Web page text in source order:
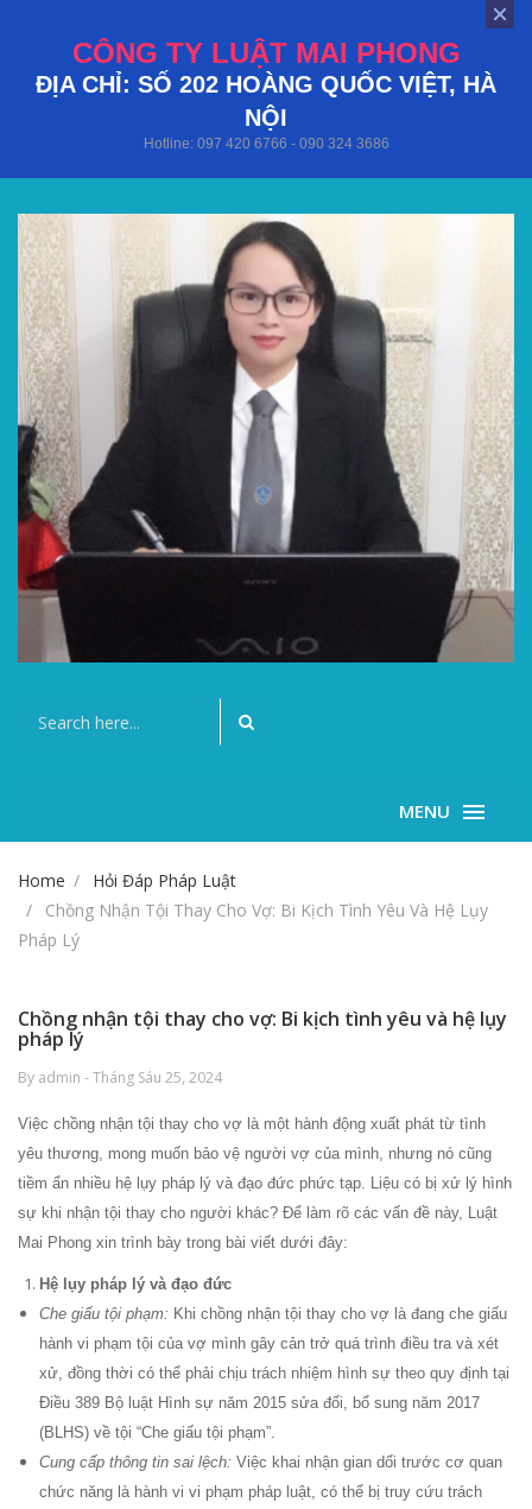
CÔNG TY LUẬT MAI PHONG
ĐỊA CHỈ: SỐ 202 HOÀNG QUỐC VIỆT, HÀ
NỘI
Hotline: 097 420 6766 - 090 324 3686
MENU
Home
Hỏi Đáp Pháp Luật
Chồng Nhận Tội Thay Cho Vợ: Bi Kịch Tình Yêu Và Hệ Lụy
Pháp Lý
Chồng nhận tội thay cho vợ: Bi kịch tình yêu và hệ lụy
pháp lý
By admin - Tháng Sáu 25, 2024
Việc chồng nhận tội thay cho vợ là một hành động xuất phát từ tình
yêu thương, mong muốn bảo vệ người vợ của mình, nhưng nó cũng
tiềm ẩn nhiều hệ lụy pháp lý và đạo đức phức tạp. Liệu có bị xử lý hình
sự khi nhận tội thay cho người khác? Để làm rõ các vấn đề này, Luật
Mai Phong xin trình bày trong bài viết dưới đây:
Hệ lụy pháp lý và đạo đức
Che giấu tội phạm: Khi chồng nhận tội thay cho vợ là đang che giấu
hành vi phạm tội của vợ mình gây cản trở quá trình điều tra và xét
xử, đồng thời có thể phải chịu trách nhiệm hình sự theo quy định tại
Điều 389 Bộ luật Hình sự năm 2015 sửa đổi, bổ sung năm 2017
(BLHS) về tội “Che giấu tội phạm”.
Cung cấp thông tin sai lệch: Việc khai nhận gian dối trước cơ quan
chức năng là hành vi vi phạm pháp luật, có thể bị truy cứu trách